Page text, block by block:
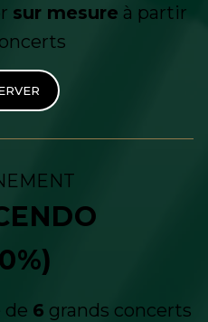
sur mesure à partir
de 6 grands concerts